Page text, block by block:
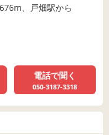
、戸畑駅から
電話で聞く
050-3187-3318